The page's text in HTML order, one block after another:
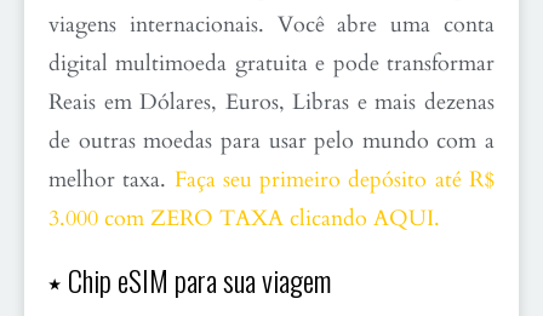
viagens internacionais. Você abre uma conta
digital multimoeda gratuita e pode transformar
Reais em Dólares, Euros, Libras e mais dezenas
de outras moedas para usar pelo mundo com a
melhor taxa. Faça seu primeiro depósito até R$
3.000 com ZERO TAXA clicando AQUI.
⭑ Chip eSIM para sua viagem